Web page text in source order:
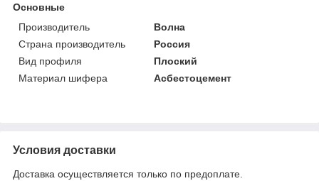
Основные
Производитель
Волна
Страна производитель
Россия
Вид профиля
Плоский
Материал шифера
Асбестоцемент
Условия доставки
Доставка осуществляется только по предоплате.